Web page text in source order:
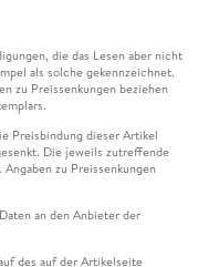
die das Lesen aber nicht
als solche gekennzeichnet.
zu Preissenkungen beziehen
Preisbindung dieser Artikel
Die jeweils zutreffende
zu Preissenkungen
an den Anbieter der
des auf der Artikelseite